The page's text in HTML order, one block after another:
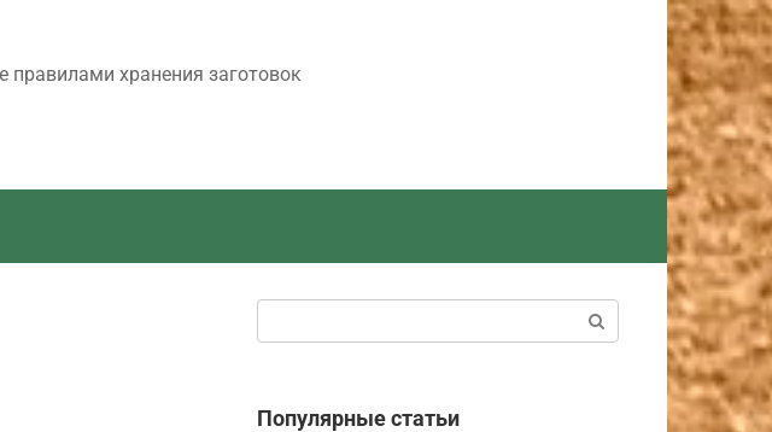
хранения заготовок
Популярные статьи